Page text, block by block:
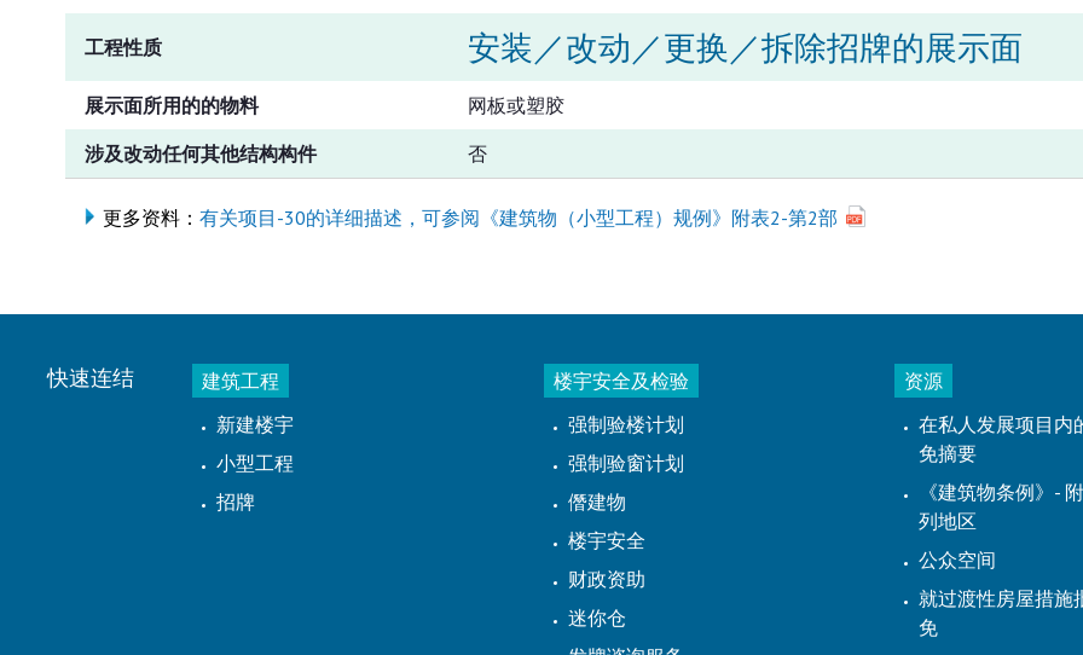
工程性质 安装／改动／更换／拆除招牌的展示面
展示面所用的的物料
网板或塑胶
涉及改动任何其他结构构件
否
更多资料： 有关项目-30的详细描述，可参阅《建筑物（小型工程）规例》附表2-第2部
快速连结
建筑工程
新建楼宇
小型工程
招牌
楼宇安全及检验
强制验楼计划
强制验窗计划
僭建物
楼宇安全
财政资助
迷你仓
资源
在私人发展项目内
免摘要
《建筑物条例》-
列地区
公众空间
就过渡性房屋措施
免